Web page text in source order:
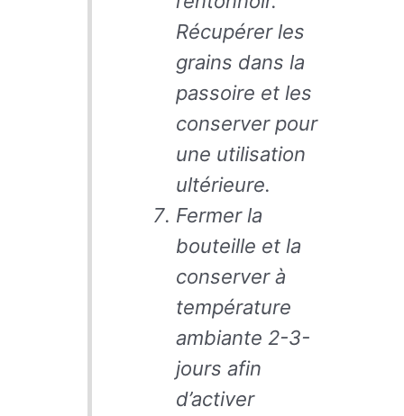
Récupérer les
grains dans la
passoire et les
conserver pour
une utilisation
ultérieure.
Fermer la
bouteille et la
conserver à
température
ambiante 2-3-
jours afin
d’activer